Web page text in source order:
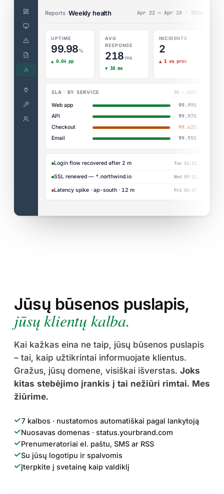
Reports ·Weekly health Apr 22 — Apr 28 · 2026
UPTIME
99.98%
▲ 0.04 pp
AVG
RESPONSE
218 ms
▼ 38 ms
INCIDENTS
2
▲ 1 vs prev
SLA · BY SERVICE 90 — 100%
Web app
99.99%
API
99.97%
Checkout
99.62%
Email
99.95%
Login flow recovered after 2 m Tue 14:22
SSL renewed — *.northwind.io Wed 09:11
Latency spike · ap-south · 12 m Fri 03:47
Jūsų būsenos puslapis,
jūsų klientų kalba.
Kai kažkas eina ne taip, jūsų būsenos puslapis
– tai, kaip užtikrintai informuojate klientus.
Gražus, jūsų domene, visiškai išverstas. Joks
kitas stebėjimo įrankis į tai nežiūri rimtai. Mes
žiūrime.
7 kalbos · nustatomos automatiškai pagal lankytoją
Nuosavas domenas · status.yourbrand.com
Prenumeratoriai el. paštu, SMS ar RSS
Su jūsų logotipu ir spalvomis
Įterpkite į svetainę kaip valdiklį